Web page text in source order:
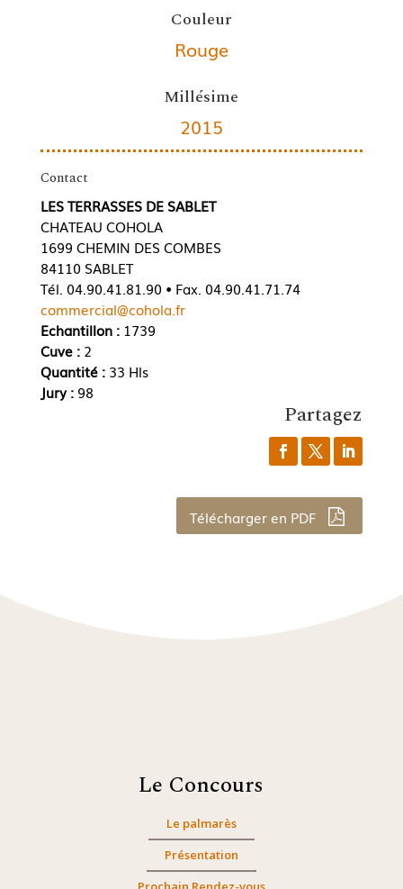
Couleur
Rouge
Millésime
2015
Contact
LES TERRASSES DE SABLET
CHATEAU COHOLA
1699 CHEMIN DES COMBES
84110 SABLET
Tél. 04.90.41.81.90 • Fax. 04.90.41.71.74
commercial@cohola.fr
Echantillon :1739
Cuve : 2
Quantité : 33 Hls
Jury : 98
Partagez
Télécharger en PDF
Le Concours
Le palmarès
Présentation